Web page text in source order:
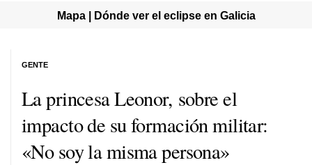
Mapa | Dónde ver el eclipse en Galicia
La princesa Leonor, sobre el
impacto de su formación militar:
«No soy la misma persona»
GENTE